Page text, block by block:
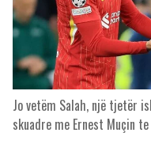
Jo vetëm Salah, një tjetër
skuadre me Ernest Muçin